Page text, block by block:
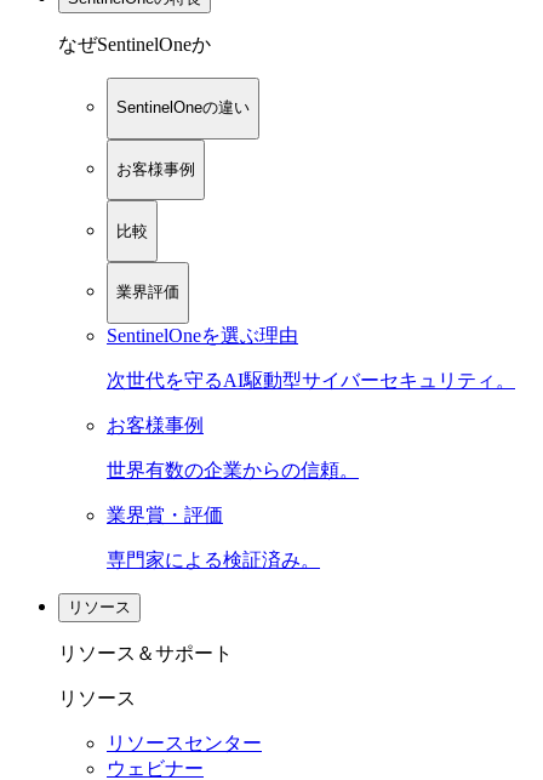
なぜSentinelOneか
SentinelOneの違い
お客様事例
比較
業界評価
SentinelOneを選ぶ理由
次世代を守るAI駆動型サイバーセキュリティ。
お客様事例
世界有数の企業からの信頼。
業界賞・評価
専門家による検証済み。
リソース
リソース＆サポート
リソース
リソースセンター
ウェビナー